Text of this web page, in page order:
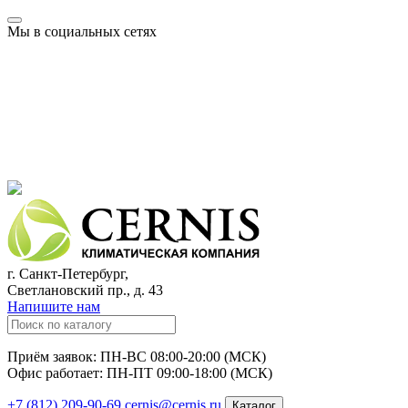
Мы в социальных сетях
г. Санкт-Петербург,
Светлановский пр., д. 43
Напишите нам
Приём заявок: ПН-ВС 08:00-20:00 (МСК)
Офис работает: ПН-ПТ 09:00-18:00 (МСК)